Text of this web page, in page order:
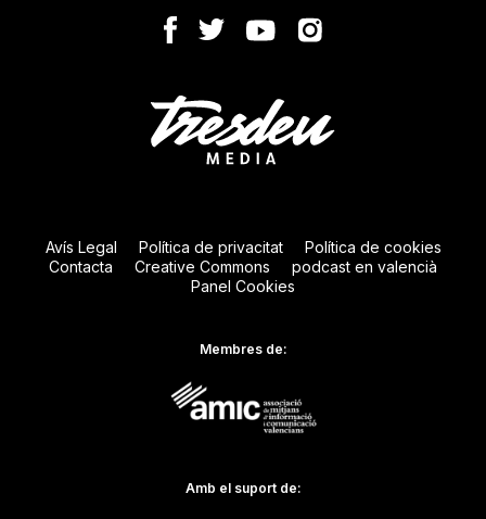
Avís Legal Política de privacitat
Política de cookies
Contacta
Creative Commons
podcast en valencià
Panel Cookies
Membres de:
Amb el suport de: